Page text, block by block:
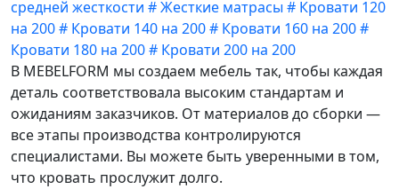
средней жесткости #Жесткие матрасы # Кровати 120
на 200# Кровати 140 на 200# Кровати 160 на 200#
Кровати 180 на 200# Кровати 200 на 200
В MEBELFORM мы создаем мебель так, чтобы каждая
деталь соответствовала высоким стандартам и
ожиданиям заказчиков. От материалов до сборки —
все этапы производства контролируются
специалистами. Вы можете быть уверенными в том,
что кровать прослужит долго.